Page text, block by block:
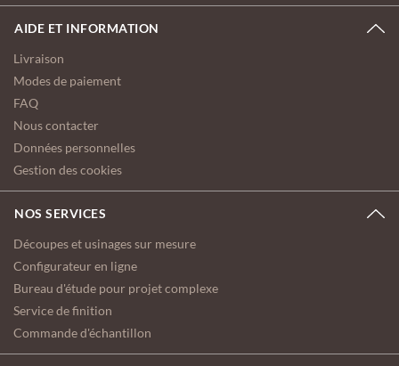
AIDE ET INFORMATION
Livraison
Modes de paiement
FAQ
Nous contacter
Données personnelles
Gestion des cookies
NOS SERVICES
Découpes et usinages sur mesure
Configurateur en ligne
Bureau d'étude pour projet complexe
Service de finition
Commande d'échantillon